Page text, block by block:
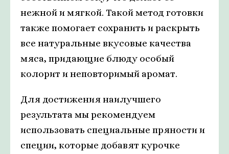
нежной и мягкой. Такой метод готовки
также помогает сохранить и раскрыть
все натуральные вкусовые качества
мяса, придающие блюду особый
колорит и неповторимый аромат.
Для достижения наилучшего
результата мы рекомендуем
использовать специальные пряности и
специи, которые добавят курочке